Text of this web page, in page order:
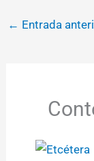
← Entrada